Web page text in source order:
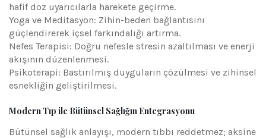
hafif doz uyarıcılarla harekete geçirme.
Yoga ve Meditasyon: Zihin-beden bağlantısını
güçlendirerek içsel farkındalığı artırma.
Nefes Terapisi: Doğru nefesle stresin azaltılması ve enerji
akışının düzenlenmesi.
Psikoterapi: Bastırılmış duyguların çözülmesi ve zihinsel
esnekliğin geliştirilmesi.
Modern Tıp ile Bütünsel Sağlığın Entegrasyonu
Bütünsel sağlık anlayışı, modern tıbbı reddetmez; aksine